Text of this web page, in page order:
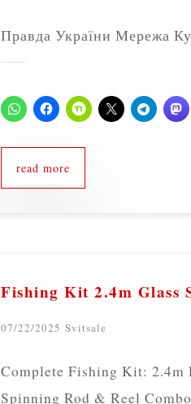
Правда України Мережа
read more
Fishing Kit 2.4m Glass
07/22/2025 Svitsale
Complete Fishing Kit: 2.4m
Spinning Rod & Reel